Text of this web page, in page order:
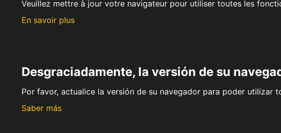
Veuillez mettre à jour votre navigateur pour utiliser toutes les
En savoir plus
Desgraciadamente, la versión de su
Por favor, actualice la versión de su navegador para poder utilizar
Saber más